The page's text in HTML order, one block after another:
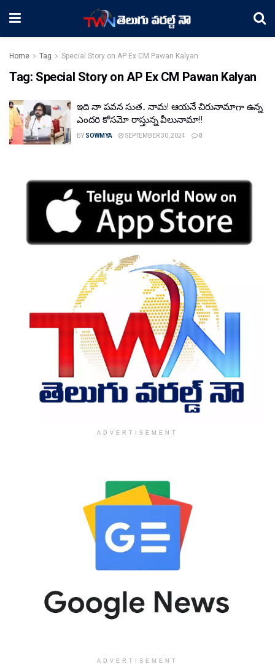
Home Tag Special Story on AP Ex CM Pawan Kalyan
Tag: Special Story on AP Ex CM Pawan Kalyan
ఇది నా ప‌వ‌న సుత‌.. నామ‌! ఆయ‌నే చిరునామాగా ఉన్న
ఎంద‌రి కోస‌మో రాస్తున్న వీలునామా!!
BY SOWMYA SEPTEMBER 30, 2024 0
ADVERTISEMENT
ADVERTISEMENT